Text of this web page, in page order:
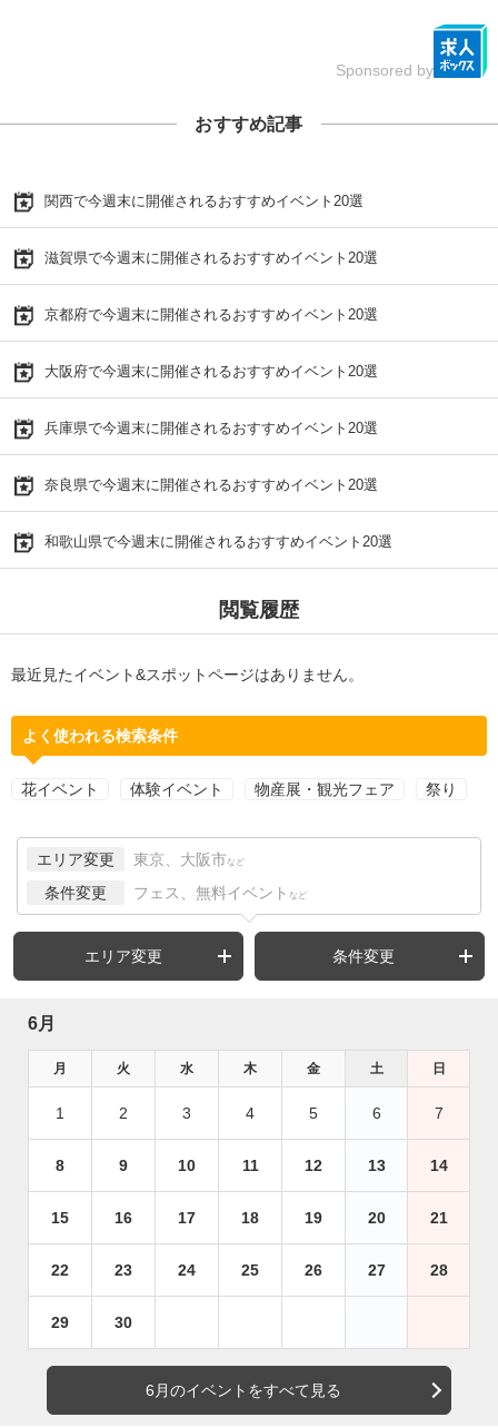
Sponsored by
おすすめ記事
関西で今週末に開催されるおすすめイベント20選
滋賀県で今週末に開催されるおすすめイベント20選
京都府で今週末に開催されるおすすめイベント20選
大阪府で今週末に開催されるおすすめイベント20選
兵庫県で今週末に開催されるおすすめイベント20選
奈良県で今週末に開催されるおすすめイベント20選
和歌山県で今週末に開催されるおすすめイベント20選
閲覧履歴
最近見たイベント&スポットページはありません。
よく使われる検索条件
花イベント 体験イベント 物産展・観光フェア 祭り
エリア変更 東京、大阪市 など
条件変更 フェス、無料イベント など
エリア変更 条件変更
6月
月 火 水 木 金 土 日
1 2 3 4 5 6 7
8 9 10 11 12 13 14
15 16 17 18 19 20 21
22 23 24 25 26 27 28
29 30
6月のイベントをすべて見る